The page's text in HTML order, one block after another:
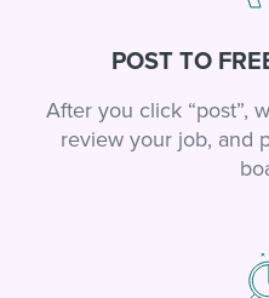
POST TO
After you click “post”,
review your job, and